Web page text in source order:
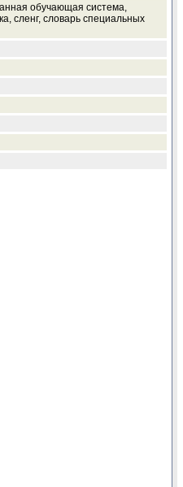
обучающая система,
сленг, словарь специальных